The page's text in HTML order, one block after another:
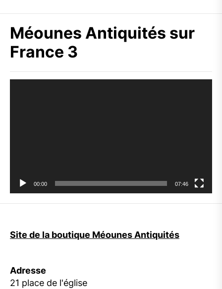
Méounes Antiquités sur
France 3
00:00 07:46
Site de la boutique Méounes Antiquités
Adresse
21 place de l'église